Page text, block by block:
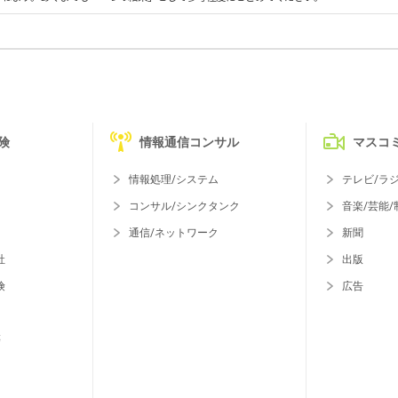
情報通信コンサル
情報処理/システム
コンサル/シンクタンク
通信/ネットワーク
マスコ
テレビ/ラ
音楽/芸能/
新聞
出版
広告